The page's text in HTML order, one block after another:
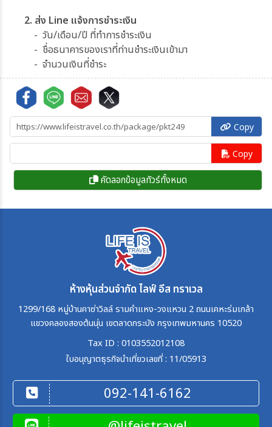
2. ส่ง Line แจ้งการชำระเงิน
- วัน/เดือน/ปี ที่ทำการชำระเงิน
- ชื่อธนาคารของเราที่ท่านชำระเงินเข้ามา
- จำนวนเงินที่ชำระ
Copy
Copy
คัดลอกข้อมูลทัวร์ทั้งหมด
ห้างหุ้นส่วนจำกัด ไลฟ์ อีส ทราเวล
1299/168 หมู่บ้านคาซ่าวิลล์ รามคำแหง-วงแหวน 2 ถนนเคหะร่มเกล้า
แขวงคลองสองต้นนุ่น เขตลาดกระบัง กรุงเทพมหานคร 10520
Tax ID : 0103552012108
ใบอนุญาตธุรกิจนำเที่ยวเลขที่ : 11/05913
092-141-6162